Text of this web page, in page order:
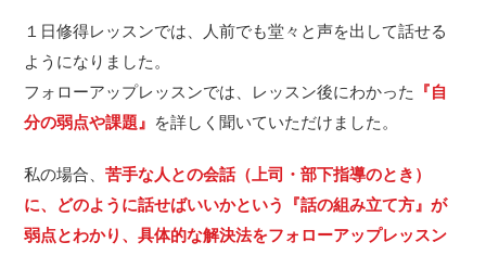
１日修得レッスンでは、人前でも堂々と声を出して話せる
ようになりました。
フォローアップレッスンでは、レッスン後にわかった
『自
分の弱点や課題』 を詳しく聞いていただけました。
私の場合、苦手な人との会話（上司・部下指導のとき）
に、どのように話せばいいかという『話の組み立て方』が
弱点とわかり、具体的な解決法をフォローアップレッスン